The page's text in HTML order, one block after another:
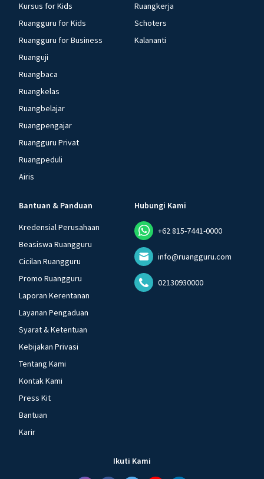
Kursus for Kids
Ruangguru for Kids
Ruangguru for Business
Ruanguji
Ruangbaca
Ruangkelas
Ruangbelajar
Ruangpengajar
Ruangguru Privat
Ruangpeduli
Airis
Ruangkerja
Schoters
Kalananti
Bantuan & Panduan
Kredensial Perusahaan
Beasiswa Ruangguru
Cicilan Ruangguru
Promo Ruangguru
Laporan Kerentanan
Layanan Pengaduan
Syarat & Ketentuan
Kebijakan Privasi
Tentang Kami
Kontak Kami
Press Kit
Bantuan
Karir
Hubungi Kami
+62 815-7441-0000
info@ruangguru.com
02130930000
Ikuti Kami